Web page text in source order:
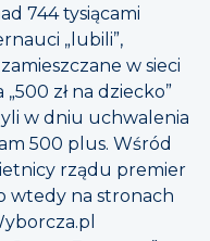
744 tysiącami
„lubili”,
w sieci
zł na dziecko”
w dniu uchwalenia
500 plus. Wśród
rządu premier
wtedy na stronach